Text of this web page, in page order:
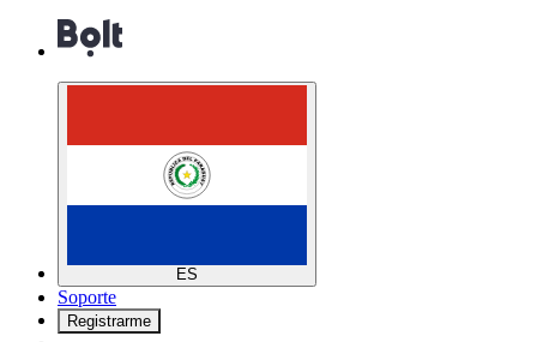
ES
Soporte
Registrarme